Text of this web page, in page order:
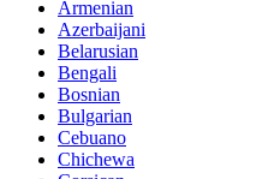
Armenian
Azerbaijani
Belarusian
Bengali
Bosnian
Bulgarian
Cebuano
Chichewa